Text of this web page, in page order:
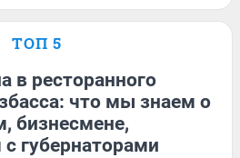
ТОП 5
в ресторанного
что мы знаем о
бизнесмене,
губернаторами